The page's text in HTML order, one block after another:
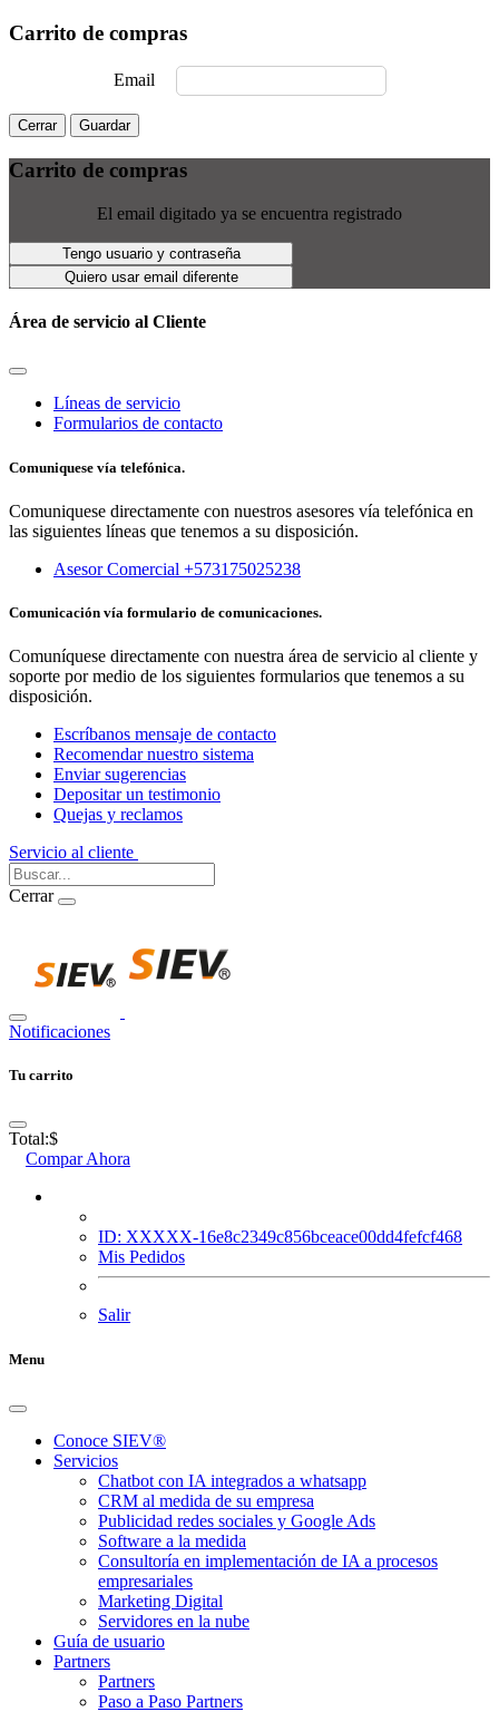
Carrito de compras
Email
Cerrar Guardar
Carrito de compras
El email digitado ya se encuentra registrado
Tengo usuario y contraseña
Quiero usar email diferente
Área de servicio al Cliente
Líneas de servicio
Formularios de contacto
Comuniquese vía telefónica.
Comuniquese directamente con nuestros asesores vía telefónica en
las siguientes líneas que tenemos a su disposición.
Asesor Comercial +573175025238
Comunicación vía formulario de comunicaciones.
Comuníquese directamente con nuestra área de servicio al cliente y
soporte por medio de los siguientes formularios que tenemos a su
disposición.
Escríbanos mensaje de contacto
Recomendar nuestro sistema
Enviar sugerencias
Depositar un testimonio
Quejas y reclamos
Servicio al cliente
Cerrar
Notificaciones
Tu carrito
Total:$
Compar Ahora
ID: XXXXX-16e8c2349c856bceace00dd4fefcf468
Mis Pedidos
Salir
Menu
Conoce SIEV®
Servicios
Chatbot con IA integrados a whatsapp
CRM al medida de su empresa
Publicidad redes sociales y Google Ads
Software a la medida
Consultoría en implementación de IA a procesos
empresariales
Marketing Digital
Servidores en la nube
Guía de usuario
Partners
Partners
Paso a Paso Partners